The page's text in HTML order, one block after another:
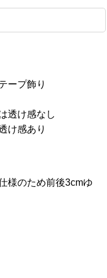
ープ飾り
透け感なし
け感あり
様のため前後3cmゆ